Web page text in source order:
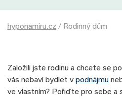
hyponamiru.cz / Rodinný dům
Založili jste rodinu a chcete se
vás nebaví bydlet v podnájmu
ve vlastním? Pořiďte pro sebe a